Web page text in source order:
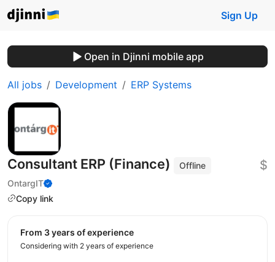
Sign Up
Open in Djinni mobile app
All jobs Development ERP Systems
Consultant ERP (Finance)
Offline
OntargIT
Copy link
$
from 3 years of experience
Considering with 2 years of experience